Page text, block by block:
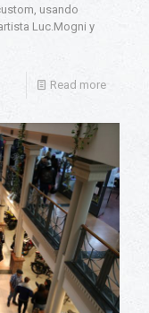
usando
Luc.Mogni y
Read more